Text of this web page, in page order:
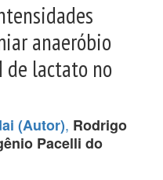
anaeróbio
de lactato no
(Autor), Rodrigo
Pacelli do